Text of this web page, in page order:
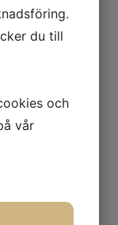
med
du till
och
vår